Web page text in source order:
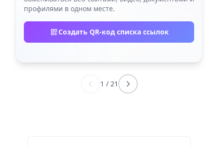
профилями в одном месте.
Создать QR-код списка ссылок
1 / 21